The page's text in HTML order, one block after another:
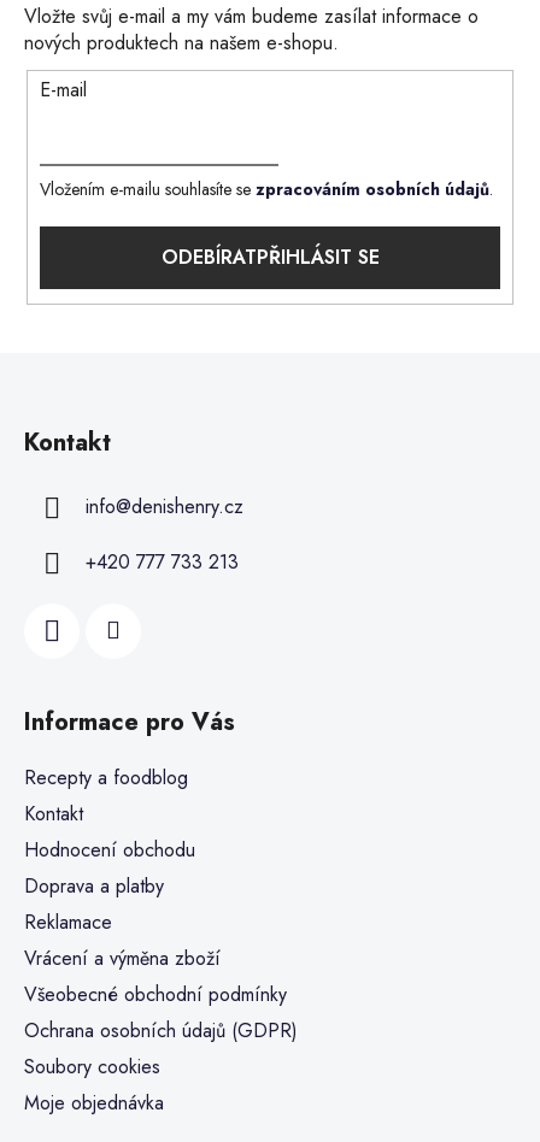
Vložte svůj e-mail a my vám budeme zasílat informace o
nových produktech na našem e-shopu.
E-mail
Vložením e-mailu souhlasíte se zpracováním osobních údajů.
PŘIHLÁSIT SE
Kontakt
info@denishenry.cz
+420 777 733 213
Informace pro Vás
Recepty a foodblog
Kontakt
Hodnocení obchodu
Doprava a platby
Reklamace
Vrácení a výměna zboží
Všeobecné obchodní podmínky
Ochrana osobních údajů (GDPR)
Soubory cookies
Moje objednávka